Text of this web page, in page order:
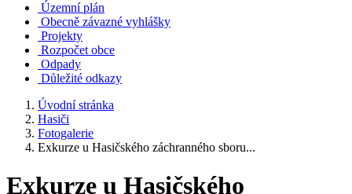
Územní plán
Obecně závazné vyhlášky
Projekty
Rozpočet obce
Odpady
Důležité odkazy
Úvodní stránka
Hasiči
Fotogalerie
Exkurze u Hasičského záchranného sboru...
Exkurze u Hasičského